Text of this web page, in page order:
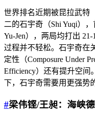
世界排名近期被昆拉武特
二的石宇奇（Shi Yuqi）
Yu-Jen），两局均打出
过程并不轻松。石宇奇在
定性（Composure Under
Efficiency）还有提升空间
下，石宇奇需要用更强势
#梁伟铿/王昶：海峡